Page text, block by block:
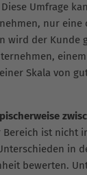
Diese Umfrage
nur eine
wird der Kunde
Skala von
Bereich ist nicht
in
bewerten.